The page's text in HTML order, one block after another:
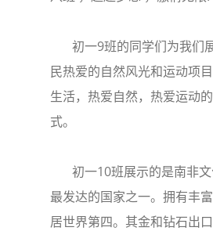
初一9班的同学们为我们
民热爱的自然风光和运动项
生活，热爱自然，热爱运动
式。
初一10班展示的是南非文
最发达的国家之一。拥有丰
居世界第四。其金和钻石出口